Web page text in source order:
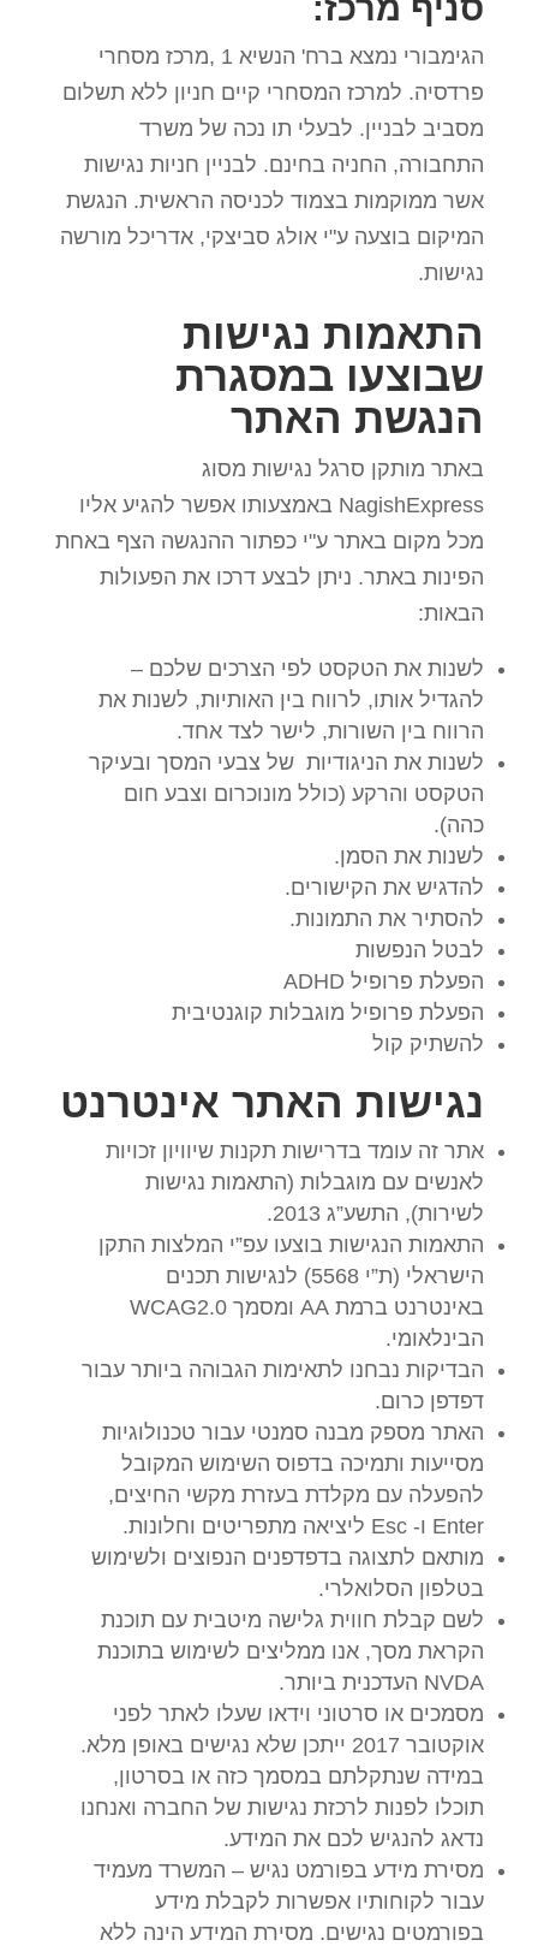
סניף מרכז:
הגימבורי נמצא ב
רח' הנשיא 1 ,מרכז מסחרי
פרדסיה. למרכז המסחרי קיים חניון ללא תשלום
מסביב לבניין. לבעלי תו נכה של משרד
התחבורה, החניה בחינם. לבניין חניות נגישות
אשר ממוקמות בצמוד לכניסה הראשית. הנגשת
המיקום בוצעה ע"י אולג סביצקי, אדריכל מורשה
נגישות.
התאמות נגישות
שבוצעו במסגרת
הנגשת האתר
באתר מותקן סרגל נגישות מסוג
NagishExpress באמצעותו אפשר להגיע אליו
מכל מקום באתר ע"י כפתור ההנגשה הצף באחת
הפינות באתר. ניתן לבצע דרכו את הפעולות
הבאות:
לשנות את הטקסט לפי הצרכים שלכם –
להגדיל אותו, לרווח בין האותיות, לשנות את
הרווח בין השורות, לישר לצד אחד.
לשנות את הניגודיות של צבעי המסך ובעיקר
הטקסט והרקע (כולל מונוכרום וצבע חום
כהה).
לשנות את הסמן.
להדגיש את הקישורים.
להסתיר את התמונות.
לבטל הנפשות
הפעלת פרופיל ADHD
הפעלת פרופיל מוגבלות קוגנטיבית
להשתיק קול
נגישות האתר אינטרנט
אתר זה עומד בדרישות תקנות שיוויון זכויות
לאנשים עם מוגבלות (התאמות נגישות
לשירות), התשע”ג 2013.
התאמות הנגישות בוצעו עפ”י המלצות התקן
הישראלי (ת”י 5568) לנגישות תכנים
באינטרנט ברמת AA ומסמך WCAG2.0
הבינלאומי.
הבדיקות נבחנו לתאימות הגבוהה ביותר עבור
דפדפן כרום.
האתר מספק מבנה סמנטי עבור טכנולוגיות
מסייעות ותמיכה בדפוס השימוש המקובל
להפעלה עם מקלדת בעזרת מקשי החיצים,
Enter ו- Esc ליציאה מתפריטים וחלונות.
מותאם לתצוגה בדפדפנים הנפוצים ולשימוש
בטלפון הסלואלרי.
לשם קבלת חווית גלישה מיטבית עם תוכנת
הקראת מסך, אנו ממליצים לשימוש בתוכנת
NVDA העדכנית ביותר.
מסמכים או סרטוני וידאו שעלו לאתר לפני
אוקטובר 2017 ייתכן שלא נגישים באופן מלא.
במידה שנתקלתם במסמך כזה או בסרטון,
תוכלו לפנות לרכזת נגישות של החברה ואנחנו
נדאג להנגיש לכם את המידע.
מסירת מידע בפורמט נגיש – המשרד מעמיד
עבור לקוחותיו אפשרות לקבלת מידע
בפורמטים נגישים. מסירת המידע הינה ללא